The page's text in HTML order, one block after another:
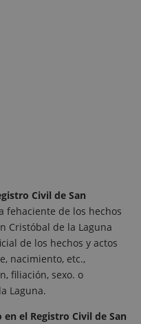
Civil de San
fehaciente de los hechos
Cristóbal de la Laguna
de los hechos y actos
nacimiento, etc.,
filiación, sexo. o
Laguna.
el Registro Civil de San